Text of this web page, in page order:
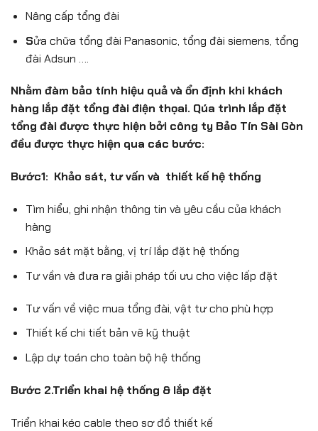
Nâng cấp tổng đài
Sửa chữa tổng đài Panasonic, tổng đài siemens, tổng
đài Adsun ….
Nhằm đàm bảo tính hiệu quả và ổn định khi khách
hàng lắp đặt tổng đài điện thọai. Qúa trình lắp đặt
tổng đài được thực hiện bởi công ty Bảo Tín Sài Gòn
đều được thực hiện qua các bước:
Bước1: Khảo sát, tư vấn và thiết kế hệ thống
Tìm hiểu, ghi nhận thông tin và yêu cầu của khách
hàng
Khảo sát mặt bằng, vị trí lắp đặt hệ thống
Tư vần và đưa ra giải pháp tối ưu cho việc lấp đặt
Tư vấn về việc mua tổng đài, vật tư cho phù hợp
Thiết kế chi tiết bản vẽ kỹ thuật
Lập dự toán cho toàn bộ hệ thống
Bước 2.Triển khai hệ thống & lắp đặt
Triển khai kéo cable theo sơ đồ thiết kế